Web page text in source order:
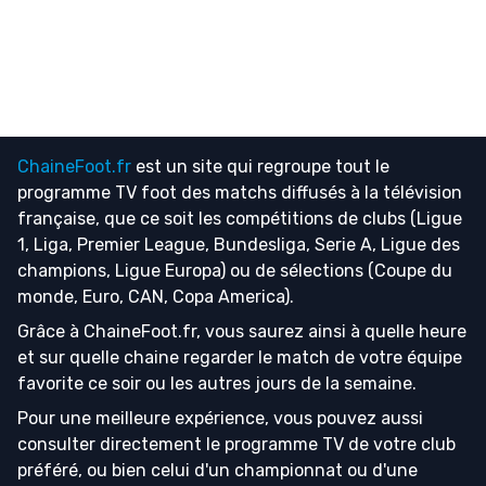
ChaineFoot.fr est un site qui regroupe tout le
programme TV foot des matchs diffusés à la télévision
française, que ce soit les compétitions de clubs (Ligue
1, Liga, Premier League, Bundesliga, Serie A, Ligue des
champions, Ligue Europa) ou de sélections (Coupe du
monde, Euro, CAN, Copa America).
Grâce à ChaineFoot.fr, vous saurez ainsi à quelle heure
et sur quelle chaine regarder le match de votre équipe
favorite ce soir ou les autres jours de la semaine.
Pour une meilleure expérience, vous pouvez aussi
consulter directement le programme TV de votre club
préféré, ou bien celui d'un championnat ou d'une